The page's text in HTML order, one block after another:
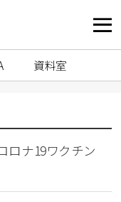
資料室
ロナ19ワクチン